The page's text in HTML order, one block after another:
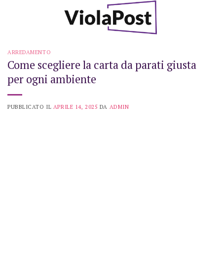
ARREDAMENTO
Come scegliere la carta da parati giusta
per ogni ambiente
PUBBLICATO IL APRILE 14, 2025 DA ADMIN